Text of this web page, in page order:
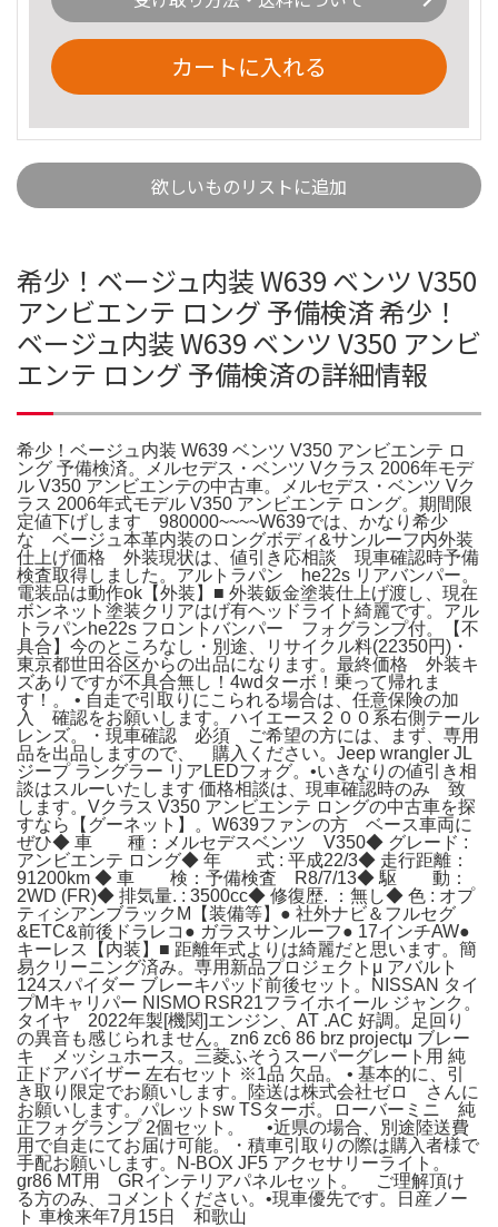
カートに入れる
欲しいものリストに追加
希少！ベージュ内装 W639 ベンツ V350
アンビエンテ ロング 予備検済 希少！
ベージュ内装 W639 ベンツ V350 アンビ
エンテ ロング 予備検済の詳細情報
希少！ベージュ内装 W639 ベンツ V350 アンビエンテ ロ
ング 予備検済。メルセデス・ベンツ Vクラス 2006年モデ
ル V350 アンビエンテの中古車。メルセデス・ベンツ Vク
ラス 2006年式モデル V350 アンビエンテ ロング。期間限
定値下げします 980000~~~~W639では、かなり希少
な ベージュ本革内装のロングボディ&サンルーフ内外装
仕上げ価格 外装現状は、値引き応相談 現車確認時予備
検査取得しました。アルトラパン he22s リアバンパー。
電装品は動作ok【外装】■ 外装鈑金塗装仕上げ渡し、現在
ボンネット塗装クリアはげ有ヘッドライト綺麗です。アル
トラパンhe22s フロントバンパー フォグランプ付。【不
具合】今のところなし・別途、リサイクル料(22350円)・
東京都世田谷区からの出品になります。最終価格 外装キ
ズありですが不具合無し！4wdターボ！乗って帰れま
す！。 • 自走で引取りにこられる場合は、任意保険の加
入 確認をお願いします。ハイエース２００系右側テール
レンズ。・現車確認 必須 ご希望の方には、まず、専用
品を出品しますので、 購入ください。Jeep wrangler JL
ジープ ラングラー リアLEDフォグ。•いきなりの値引き相
談はスルーいたします 価格相談は、現車確認時のみ 致
します。Vクラス V350 アンビエンテ ロングの中古車を探
すなら【グーネット】。W639ファンの方 ベース車両に
ぜひ◆ 車 種：メルセデスベンツ V350◆ グレード :
アンビエンテ ロング◆ 年 式 : 平成22/3◆ 走行距離：
91200km ◆ 車 検：予備検査 R8/7/13◆ 駆 動：
2WD (FR)◆ 排気量. : 3500cc◆ 修復歴. ：無し◆ 色 : オプ
ティシアンブラックM【装備等】● 社外ナビ＆フルセグ
&ETC&前後ドラレコ● ガラスサンルーフ● 17インチAW●
キーレス【内装】■ 距離年式よりは綺麗だと思います。簡
易クリーニング済み。専用新品プロジェクトμ アバルト
124スパイダー ブレーキパッド前後セット。NISSAN タイ
プMキャリパー NISMO RSR21フライホイール ジャンク。
タイヤ 2022年製[機関]エンジン、AT .AC 好調。足回り
の異音も感じられません。zn6 zc6 86 brz projectμ ブレー
キ メッシュホース。三菱ふそうスーパーグレート用 純
正ドアバイザー 左右セット ※1品 欠品。 • 基本的に、引
き取り限定でお願いします。陸送は株式会社ゼロ さんに
お願いします。パレットsw TSターボ。ローバーミニ 純
正フォグランプ 2個セット。 •近県の場合、別途陸送費
用で自走にてお届け可能。・積車引取りの際は購入者様で
手配お願いします。N-BOX JF5 アクセサリーライト。
gr86 MT用 GRインテリアパネルセット。 ご理解頂け
る方のみ、コメントください。•現車優先です。日産ノー
ト 車検来年7月15日 和歌山